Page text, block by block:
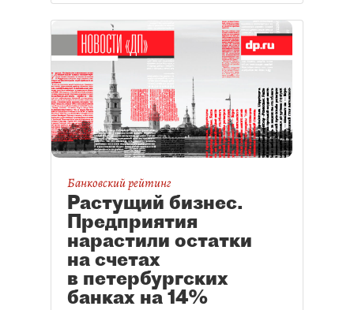
Банковский рейтинг
Растущий бизнес.
Предприятия
нарастили остатки
на счетах
в петербургских
банках на 14%